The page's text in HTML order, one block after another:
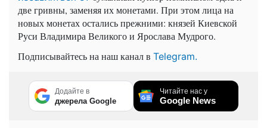
две гривны, заменяя их монетами. При этом лица на
новых монетах остались прежними: князей Киевской
Руси Владимира Великого и Ярослава Мудрого.
Подписывайтесь на наш канал в Telegram.
Додайте в
джерела Google
Читайте нас у
Google News